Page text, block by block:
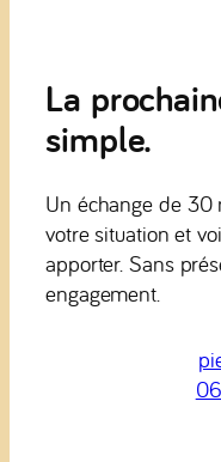
La
simple.
Un échange de
votre situation et
apporter. Sans
engagement.